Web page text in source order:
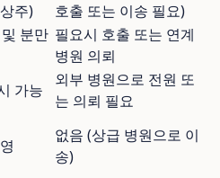
주)
호출 또는 이송 필요)
분만 필요시 호출 또는 연계
병원 의뢰
가능
외부 병원으로 전원 또
는 의뢰 필요
없음 (상급 병원으로 이
송)